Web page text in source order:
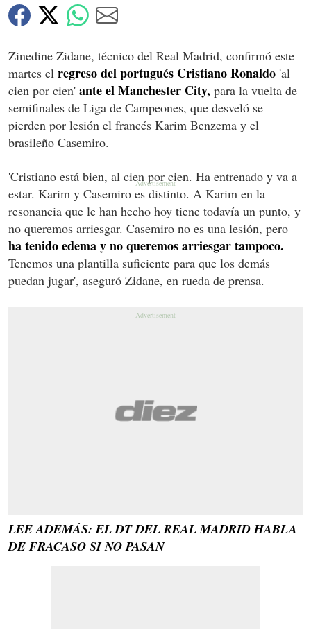
Zinedine Zidane, técnico del Real Madrid, confirmó este
martes el regreso del portugués Cristiano Ronaldo 'al
cien por cien' ante el Manchester City, para la vuelta de
semifinales de Liga de Campeones, que desveló se
pierden por lesión el francés Karim Benzema y el
brasileño Casemiro.
'Cristiano está bien, al cien por cien. Ha entrenado y va a
estar. Karim y Casemiro es distinto. A Karim en la
resonancia que le han hecho hoy tiene todavía un punto, y
no queremos arriesgar. Casemiro no es una lesión, pero
ha tenido edema y no queremos arriesgar tampoco.
Tenemos una plantilla suficiente para que los demás
puedan jugar', aseguró Zidane, en rueda de prensa.
LEE ADEMÁS: EL DT DEL REAL MADRID HABLA
DE FRACASO SI NO PASAN